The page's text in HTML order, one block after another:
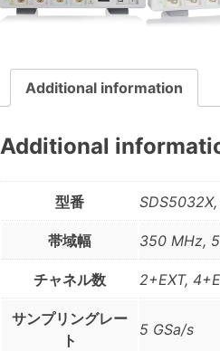
Additional information
Additional
型番
帯域幅 350 MHz,
チャネル数 2+EXT,
サンプリングレー
ト
5 GSa/s